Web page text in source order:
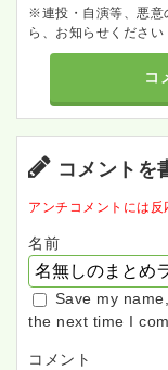
※連投・自演等、悪意
ら、お知らせください
コ
コメントを
アンチコメントには
名前
Save my
the next time I
コメント